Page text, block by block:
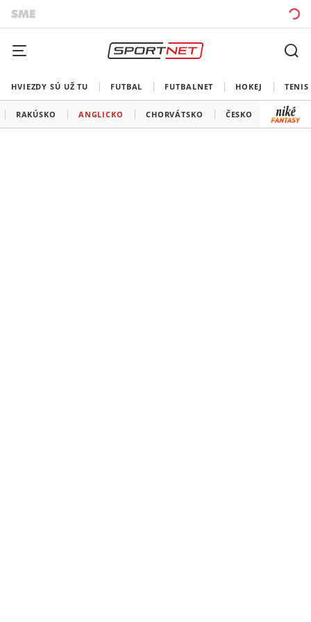
HVIEZDY SÚ UŽ TU FUTBAL FUTBALNET HOKEJ TENIS
RAKÚSKO ANGLICKO CHORVÁTSKO ČESKO POĽSKO